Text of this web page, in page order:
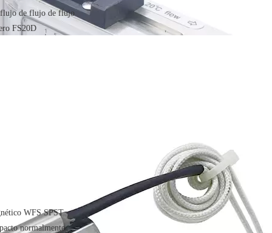
de flujo de flujo
FS20D
WFS SPST
normalmente